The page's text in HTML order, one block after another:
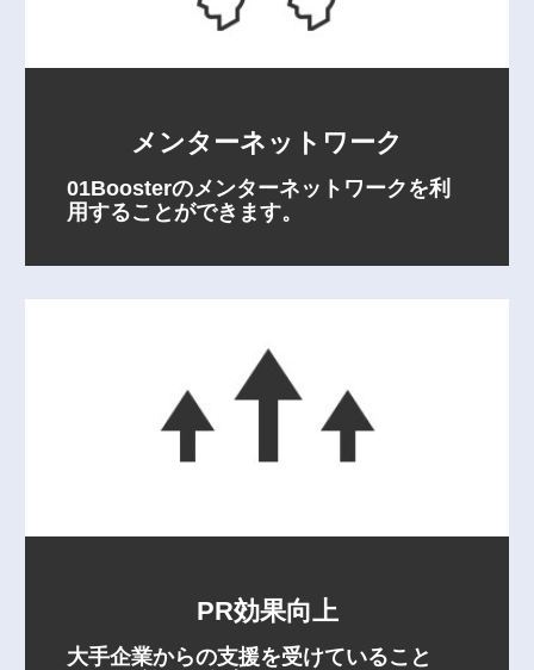
メンターネットワーク
01Boosterのメンターネットワークを利
用することができます。
PR効果向上
大手企業からの支援を受けていること